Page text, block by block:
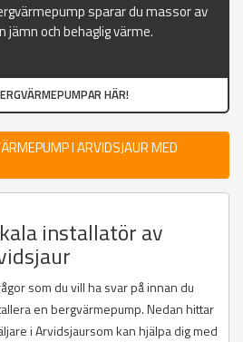
sparar du massor av
och behaglig värme.
HÄR!
I ARVIDSJAUR MED
installatör av
som du vill ha svar på innan du
en bergvärmepump. Nedan hittar
i Arvidsjaursom kan hjälpa dig med